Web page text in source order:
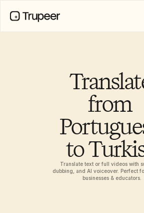
from
to
Translate text or full videos with
dubbing, and AI voiceover. Perfect
businesses & educators.
AI Screen Recording
AI Champions of Change